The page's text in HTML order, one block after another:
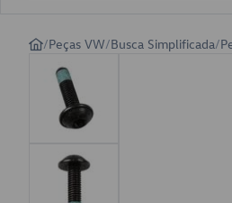
/Peças VW/Busca Simplificada/